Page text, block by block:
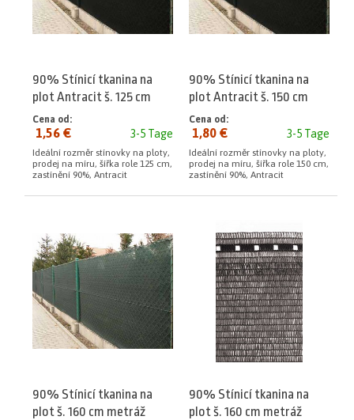
90% Stínicí tkanina na
plot Antracit š. 125 cm
metráž
3-5 Tage
Cena od:
1,56 €
Ideální rozměr stínovky na ploty,
prodej na míru, šířka role 125 cm,
zastínění 90%, Antracit
90% Stínicí tkanina na
plot Antracit š. 150 cm
metráž
3-5 Tage
Cena od:
1,80 €
Ideální rozměr stínovky na ploty,
prodej na míru, šířka role 150 cm,
zastínění 90%, Antracit
90% Stínicí tkanina na
plot š. 160 cm metráž
90% Stínicí tkanina na
plot š. 160 cm metráž